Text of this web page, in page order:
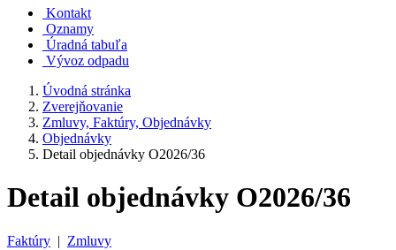
Kontakt
Oznamy
Úradná tabuľa
Vývoz odpadu
Úvodná stránka
Zverejňovanie
Zmluvy, Faktúry, Objednávky
Objednávky
Detail objednávky O2026/36
Detail objednávky O2026/36
Faktúry | Zmluvy